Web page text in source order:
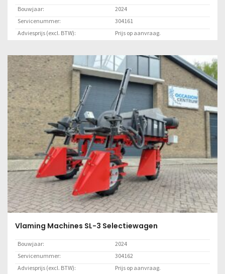
Bouwjaar:
2024
Servicenummer:
304161
Adviesprijs (excl. BTW):
Prijs op aanvraag.
Lees meer
Vlaming Machines SL-3 Selectiewagen
Bouwjaar:
2024
Servicenummer:
304162
Adviesprijs (excl. BTW):
Prijs op aanvraag.